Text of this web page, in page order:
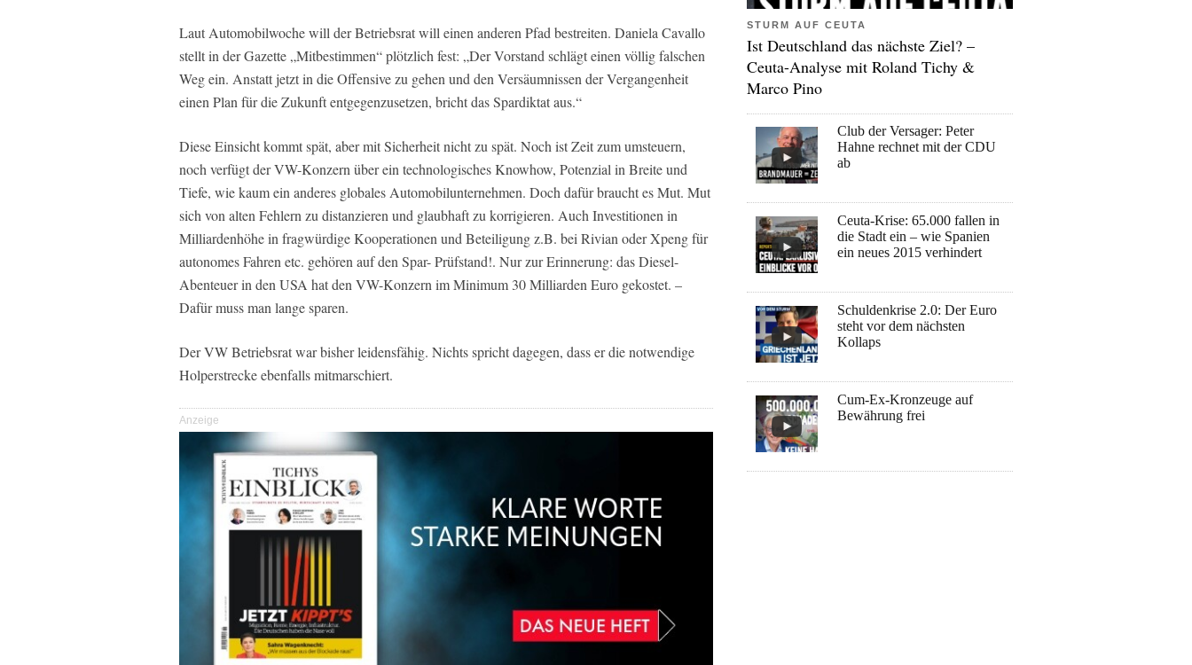
Laut Automobilwoche will der Betriebsrat will einen anderen Pfad bestreiten. Daniela Cavallo
stellt in der Gazette „Mitbestimmen“ plötzlich fest: „Der Vorstand schlägt einen völlig falschen
Weg ein. Anstatt jetzt in die Offensive zu gehen und den Versäumnissen der Vergangenheit
einen Plan für die Zukunft entgegenzusetzen, bricht das Spardiktat aus.“
Diese Einsicht kommt spät, aber mit Sicherheit nicht zu spät. Noch ist Zeit zum umsteuern,
noch verfügt der VW-Konzern über ein technologisches Knowhow, Potenzial in Breite und
Tiefe, wie kaum ein anderes globales Automobilunternehmen. Doch dafür braucht es Mut. Mut
sich von alten Fehlern zu distanzieren und glaubhaft zu korrigieren. Auch Investitionen in
Milliardenhöhe in fragwürdige Kooperationen und Beteiligung z.B. bei Rivian oder Xpeng für
autonomes Fahren etc. gehören auf den Spar- Prüfstand!. Nur zur Erinnerung: das Diesel-
Abenteuer in den USA hat den VW-Konzern im Minimum 30 Milliarden Euro gekostet. –
Dafür muss man lange sparen.
Der VW Betriebsrat war bisher leidensfähig. Nichts spricht dagegen, dass er die notwendige
Holperstrecke ebenfalls mitmarschiert.
Anzeige
STURM AUF CEUTA
Ist Deutschland das nächste Ziel? –
Ceuta-Analyse mit Roland Tichy &
Marco Pino
Club der Versager: Peter
Hahne rechnet mit der CDU
ab
Ceuta-Krise: 65.000 fallen in
die Stadt ein – wie Spanien
ein neues 2015 verhindert
Schuldenkrise 2.0: Der Euro
steht vor dem nächsten
Kollaps
Cum-Ex-Kronzeuge auf
Bewährung frei